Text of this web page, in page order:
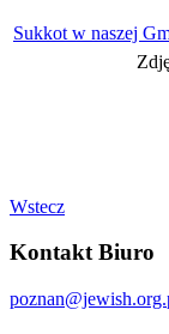
Sukkot w naszej
Wstecz
Kontakt Biuro